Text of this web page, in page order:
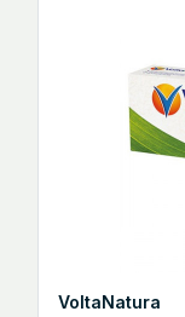
VoltaNatura